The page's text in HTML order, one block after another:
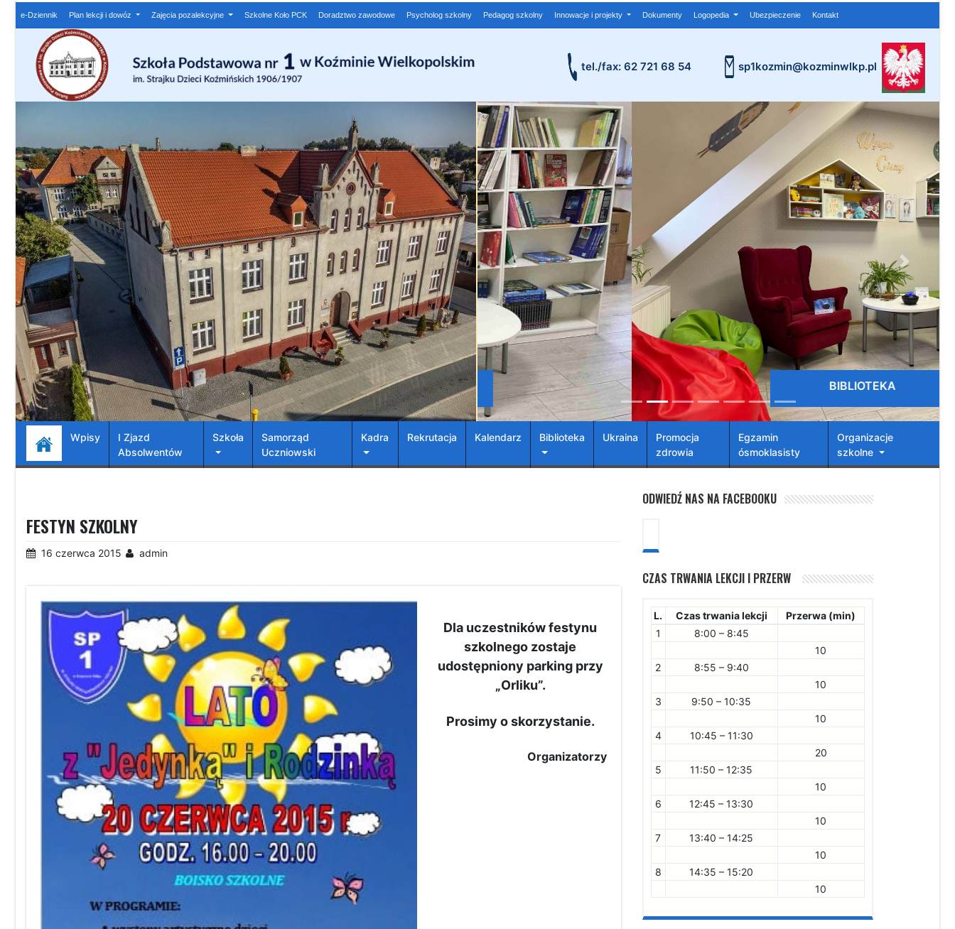
e-Dziennik Plan lekcji i dowóz Zajęcia pozalekcyjne Szkolne Koło PCK Doradztwo zawodowe Psycholog szkolny Pedagog szkolny Innowacje i projekty Dokumenty Logopedia Ubezpieczenie Kontakt
tel./fax: 62 721 68 54 sp1kozmin@kozminwlkp.pl
BIBLIOTEKA
Wpisy
I Zjazd
Absolwentów
Szkoła
Samorząd
Uczniowski
Kadra Rekrutacja Kalendarz Biblioteka Ukraina
Promocja
zdrowia
Egzamin
ósmoklasisty
Organizacje
szkolne
FESTYN SZKOLNY
16 czerwca 2015 admin
Dla uczestników festynu
szkolnego zostaje
udostępniony parking przy
„Orliku”.
Prosimy o skorzystanie.
Organizatorzy
ODWIEDŹ NAS NA FACEBOOKU
CZAS TRWANIA LEKCJI I PRZERW
L. Czas trwania lekcji
Przerwa (min)
1
8:00 – 8:45
10
2
8:55 – 9:40
10
3
9:50 – 10:35
10
4
10:45 – 11:30
20
5
11:50 – 12:35
10
6
12:45 – 13:30
10
7
13:40 – 14:25
10
8
14:35 – 15:20
10